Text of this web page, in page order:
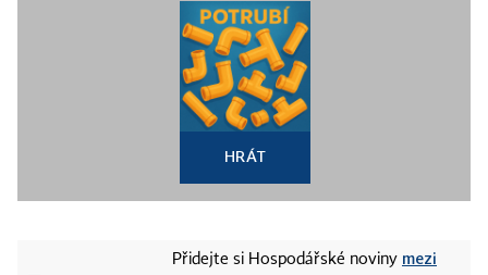
HRÁT
Přidejte si Hospodářské noviny mezi